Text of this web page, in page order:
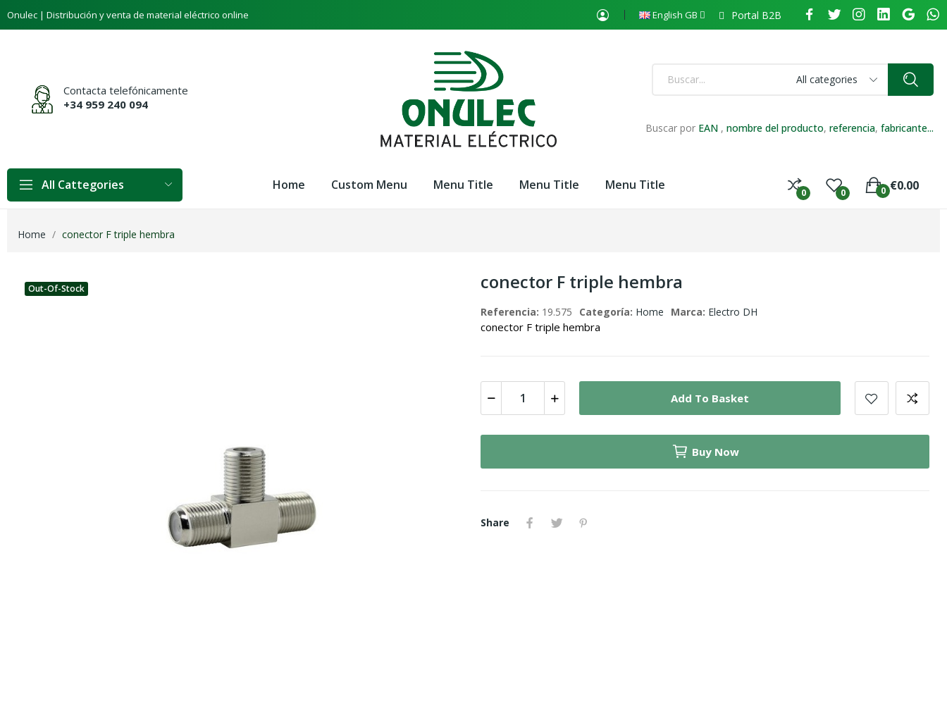
Onulec | Distribución y venta de material eléctrico online English GB Portal B2B
Contacta telefónicamente
+34 959 240 094
All categories
Buscar por EAN ,nombre del producto,referencia,fabricante...
All Cattegories Home Custom Menu Menu Title Menu Title Menu Title
0 0 €0.00
0
Home conector F triple hembra
Out-Of-Stock conector F triple hembra
Referencia: 19.575 Categoría: Home Marca: Electro DH
conector F triple hembra
Add To Basket
Buy Now
Share